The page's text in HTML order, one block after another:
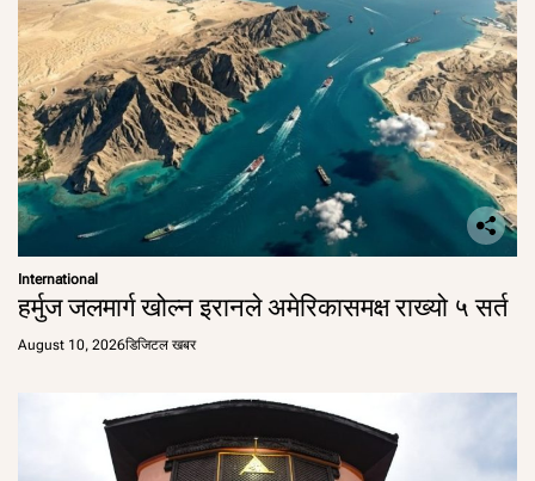
International
हर्मुज जलमार्ग खोल्न इरानले अमेरिकासमक्ष राख्यो ५ सर्त
August 10, 2026डिजिटल खबर